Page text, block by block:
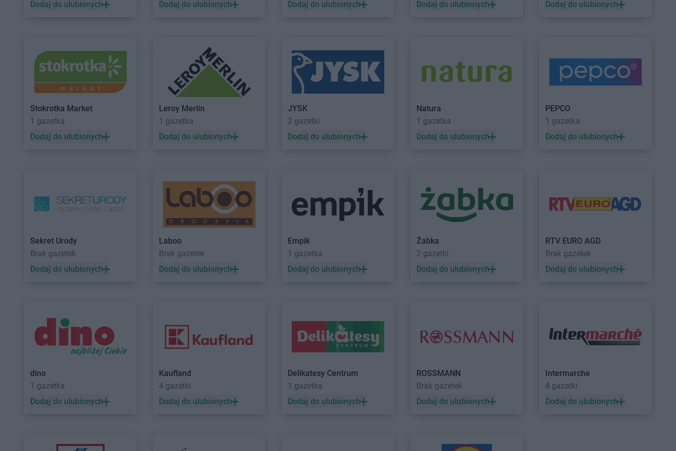
Black Red White Wałbrzych Black Red White Warszawa Black Red White Wejherowo Black Red White Włodawa Black Red White Wrocław
Dodaj do ulubionych
Dodaj do ulubionych
Dodaj do ulubionych
Dodaj do ulubionych
Dodaj do ulubionych
Stokrotka Market
1 gazetka
Dodaj do ulubionych
Leroy Merlin
1 gazetka
Dodaj do ulubionych
JYSK
2 gazetki
Dodaj do ulubionych
Natura
1 gazetka
Dodaj do ulubionych
PEPCO
1 gazetka
Dodaj do ulubionych
Sekret Urody
Brak gazetek
Dodaj do ulubionych
Laboo
Brak gazetek
Dodaj do ulubionych
Empik
1 gazetka
Dodaj do ulubionych
Żabka
2 gazetki
Dodaj do ulubionych
RTV EURO AGD
Brak gazetek
Dodaj do ulubionych
dino
1 gazetka
Dodaj do ulubionych
Kaufland
4 gazetki
Dodaj do ulubionych
Delikatesy Centrum
1 gazetka
Dodaj do ulubionych
ROSSMANN
Brak gazetek
Dodaj do ulubionych
Intermarche
4 gazetki
Dodaj do ulubionych